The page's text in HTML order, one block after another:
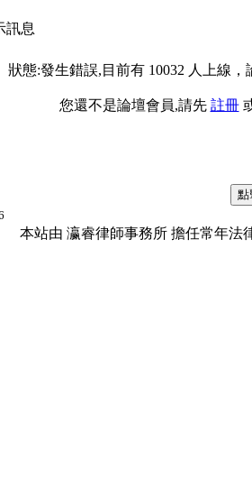
訊息
狀態:發生錯誤,目前有 10032 人上線
您還不是論壇會員,請先 註冊
本站由 瀛睿律師事務所 擔任常年法